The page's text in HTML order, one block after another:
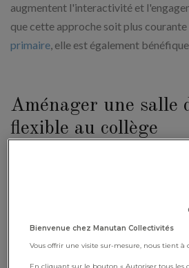
augmentent l'interactivité et
que cette approche soit plus courante
primaire, elle est également
Aménager une salle
flexible au collège
tabourets, coussins et les hauteurs
Bienvenue chez Manutan Collectivités
Vous offrir une visite sur-mesure, nous tient à